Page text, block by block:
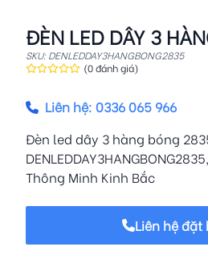
ĐÈN LED DÂY 3
SKU: DENLEDDAY3HANGBONG2835
(0 đánh giá)
Liên hệ: 0336 065 966
Đèn led dây 3 hàng bóng
Thông Minh Kinh Bắc
Liên hệ đặt